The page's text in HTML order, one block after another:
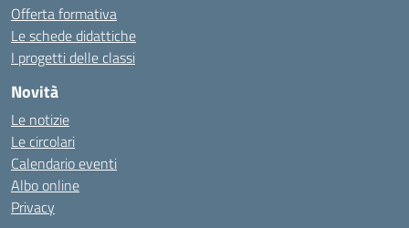
Offerta formativa
Le schede didattiche
I progetti delle classi
Novità
Le notizie
Le circolari
Calendario eventi
Albo online
Privacy